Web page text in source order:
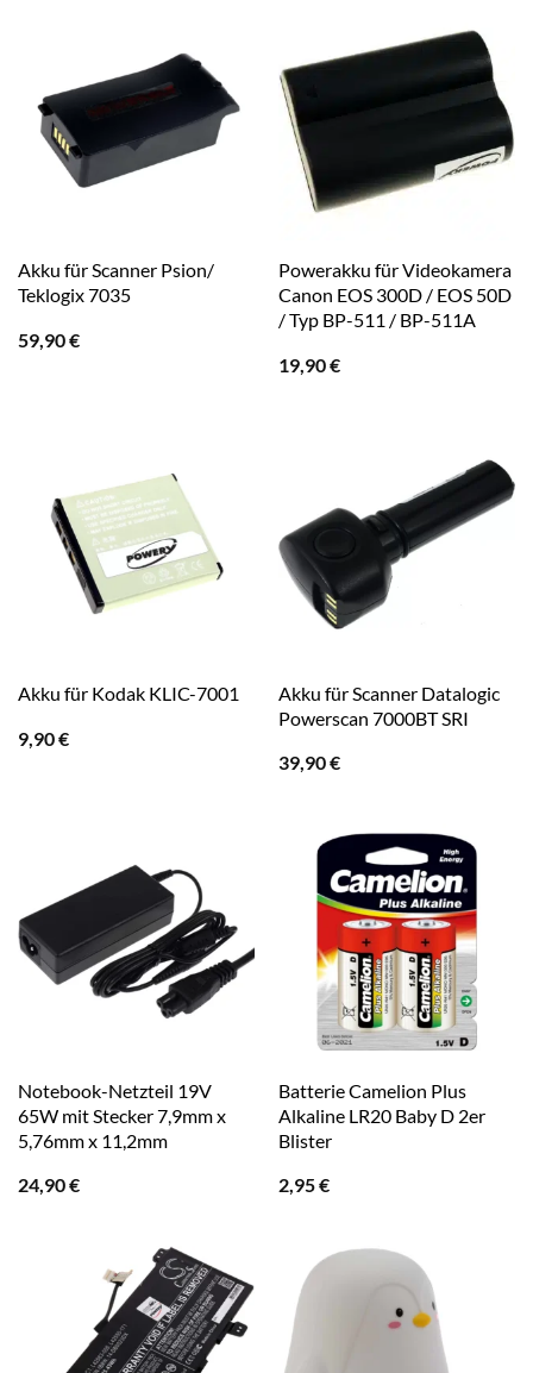
Akku für Scanner Psion/
Teklogix 7035
59,90€
Powerakku für Videokamera
Canon EOS 300D / EOS 50D
/ Typ BP-511 / BP-511A
19,90€
Akku für Kodak KLIC-7001
9,90€
Akku für Scanner Datalogic
Powerscan 7000BT SRI
39,90€
Notebook-Netzteil 19V
65W mit Stecker 7,9mm x
5,76mm x 11,2mm
24,90€
Batterie Camelion Plus
Alkaline LR20 Baby D 2er
Blister
2,95€